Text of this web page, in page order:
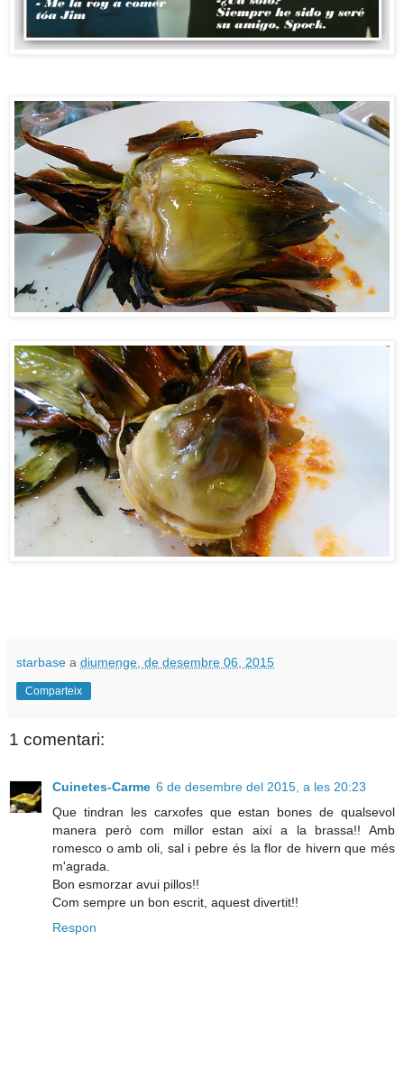
starbase a diumenge, de desembre 06, 2015
Comparteix
1 comentari:
Cuinetes-Carme 6 de desembre del 2015, a les 20:23
Que tindran les carxofes que estan bones de qualsevol
manera però com millor estan així a la brassa!! Amb
romesco o amb oli, sal i pebre és la flor de hivern que més
m'agrada.
Bon esmorzar avui pillos!!
Com sempre un bon escrit, aquest divertit!!
Respon